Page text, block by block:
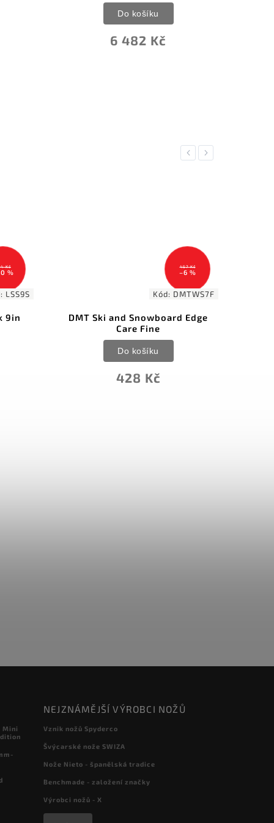
7 505 Kč
Do košíku
Previous
457 Kč
–6 %
DMTWS7F
Edge
7 131 Kč
–6 %
Kód:DMTDFPLUS
DMT Dia-Flat Plus Lapping
Plate 120
6 684 Kč
Do košíku
Next
Mini
NEJZNÁMĚJŠÍ VÝROBCI NOŽŮ
Vznik nožů Spyderco
Švýcarské nože SWIZA
Nože Nieto - španělská tradice
Benchmade - založení značky
Výrobci nožů - X